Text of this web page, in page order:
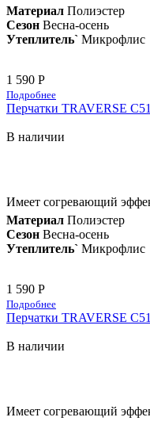
Материал Полиэстер
Сезон Весна-осень
Утеплитель` Микрофлис
1 590 Р
Подробнее
Перчатки TRAVERSE
В наличии
Имеет согревающий
Материал Полиэстер
Сезон Весна-осень
Утеплитель` Микрофлис
1 590 Р
Подробнее
Перчатки TRAVERSE
В наличии
Имеет согревающий